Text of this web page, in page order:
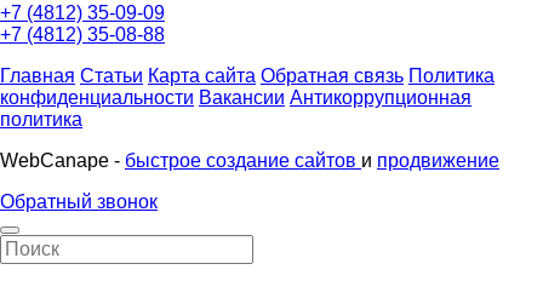
+7 (4812) 35-09-09
+7 (4812) 35-08-88
Главная Статьи Карта сайта Обратная связь Политика
конфиденциальности Вакансии Антикоррупционная
политика
WebCanape - быстрое создание сайтов и продвижение
Обратный звонок